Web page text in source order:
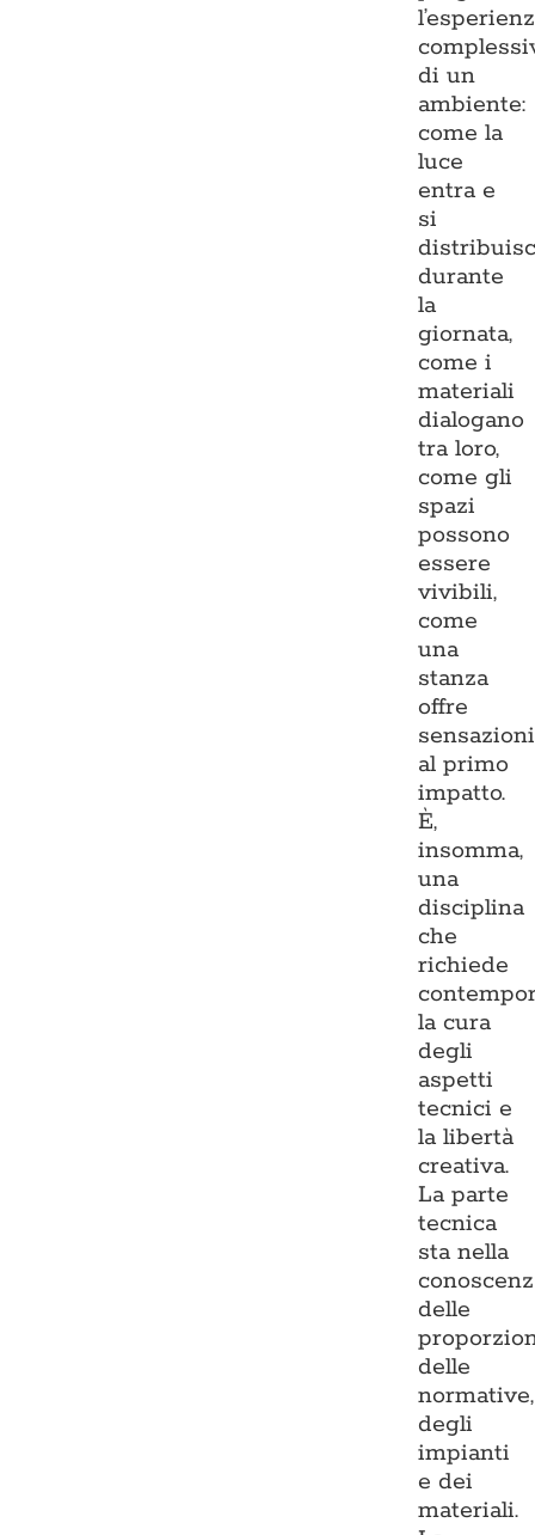
di un
ambiente:
come la
luce
entra e
si
durante
la
giornata,
come i
materiali
dialogano
tra loro,
come gli
spazi
possono
essere
vivibili,
come
una
stanza
offre
sensazioni
al primo
impatto.
È,
insomma,
una
disciplina
che
richiede
la cura
degli
aspetti
tecnici e
la libertà
creativa.
La parte
tecnica
sta nella
delle
delle
normative,
degli
impianti
e dei
materiali.